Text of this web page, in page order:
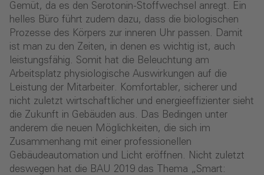
Gemüt, da es den Serotonin-Stoffwechsel anregt. Ein
helles Büro führt zudem dazu, dass die biologischen
Prozesse des Körpers zur inneren Uhr passen. Damit
ist man zu den Zeiten, in denen es wichtig ist, auch
leistungsfähig. Somit hat die Beleuchtung am
Arbeitsplatz physiologische Auswirkungen auf die
Leistung der Mitarbeiter. Komfortabler, sicherer und
nicht zuletzt wirtschaftlicher und energieeffizienter sieht
die Zukunft in Gebäuden aus. Das Bedingen unter
anderem die neuen Möglichkeiten, die sich im
Zusammenhang mit einer professionellen
Gebäudeautomation und Licht eröffnen. Nicht zuletzt
deswegen hat die BAU 2019 das Thema „Smart: